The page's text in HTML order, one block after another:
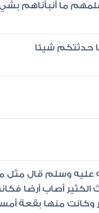
ما أنبأناهم
حدثتكم شيئا
وسلم قال مثل
الكثير أصاب أرضا
وكانت منها بقعة